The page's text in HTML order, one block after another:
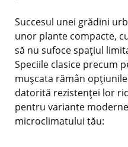
Succesul unei grădini
unor plante compacte,
să nu sufoce spațiul
Speciile clasice precum
mușcata rămân
datorită rezistenței lor
pentru variante
microclimatului tău: